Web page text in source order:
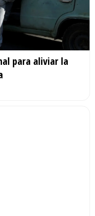
para aliviar la